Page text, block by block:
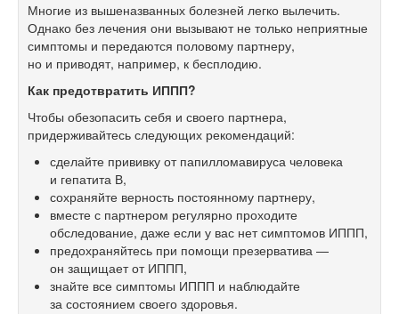
Многие из вышеназванных болезней легко вылечить.
Однако без лечения они вызывают не только неприятные
симптомы и передаются половому партнеру,
но и приводят, например, к бесплодию.
Как предотвратить ИППП?
Чтобы обезопасить себя и своего партнера,
придерживайтесь следующих рекомендаций:
сделайте прививку от папилломавируса человека
и гепатита В,
сохраняйте верность постоянному партнеру,
вместе с партнером регулярно проходите
обследование, даже если у вас нет симптомов ИППП,
предохраняйтесь при помощи презерватива —
он защищает от ИППП,
знайте все симптомы ИППП и наблюдайте
за состоянием своего здоровья.